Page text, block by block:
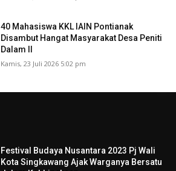
40 Mahasiswa KKL IAIN Pontianak
Disambut Hangat Masyarakat Desa Peniti
Dalam II
Kamis, 23 Juli 2026 5:02 pm
Festival Budaya Nusantara 2023 Pj Wali
Kota Singkawang Ajak Warganya Bersatu